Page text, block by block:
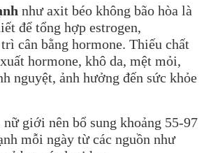
như axit béo không bão hòa là
để tổng hợp estrogen,
cân bằng hormone. Thiếu chất
hormone, khô da, mệt mỏi,
nguyệt, ảnh hưởng đến sức khỏe
giới nên bổ sung khoảng 55-97
mỗi ngày từ các nguồn như